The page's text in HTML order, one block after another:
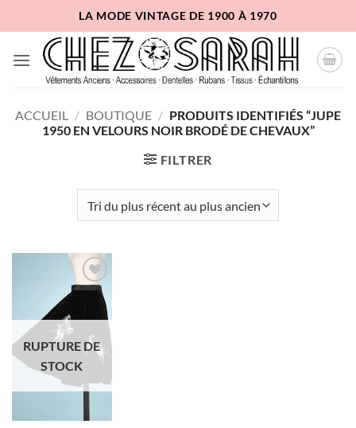
au
contenu
LA MODE VINTAGE DE 1900 À 1970
ACCUEIL / BOUTIQUE / PRODUITS IDENTIFIÉS “JUPE
1950 EN VELOURS NOIR BRODÉ DE CHEVAUX”
FILTRER
Ajouter
RUPTURE DE
STOCK